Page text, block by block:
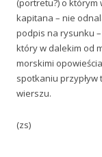
(portretu?) o którym
kapitana – nie
podpis na rysunku
który w dalekim od
morskimi
spotkaniu
wierszu.
(zs)